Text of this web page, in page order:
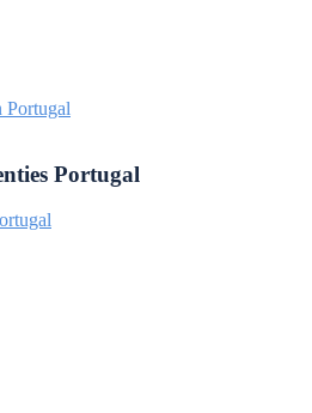
Portugal
Portugal